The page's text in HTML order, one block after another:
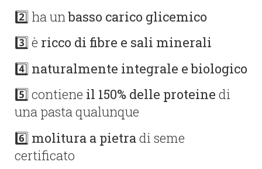
2️⃣ ha unbasso carico glicemico
3️⃣ è ricco di fibre e sali minerali
4️⃣ naturalmente integrale e biologico
5️⃣ contiene il 150% delle proteine di
una pasta qualunque
6️⃣ molitura a pietradi seme
certificato